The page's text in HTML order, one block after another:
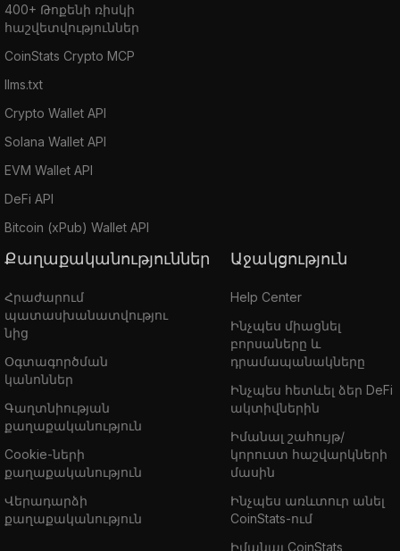
400+ Թոքենի ռիսկի
հաշվետվություններ
CoinStats Crypto MCP
llms.txt
Crypto Wallet API
Solana Wallet API
EVM Wallet API
DeFi API
Bitcoin (xPub) Wallet API
Քաղաքականություններ
Հրաժարում
պատասխանատվությու
նից
Օգտագործման
կանոններ
Գաղտնիության
քաղաքականություն
Cookie-ների
քաղաքականություն
Վերադարձի
քաղաքականություն
Աջակցություն
Help Center
Ինչպես միացնել
բորսաները և
դրամապանակները
Ինչպես հետևել ձեր DeFi
ակտիվներին
Իմանալ շահույթ/
կորուստ հաշվարկների
մասին
Ինչպես առևտուր անել
CoinStats-ում
Իմանալ CoinStats